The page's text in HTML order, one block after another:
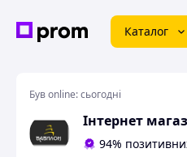
Каталог
Був online:сьогодні
Інтернет
94%